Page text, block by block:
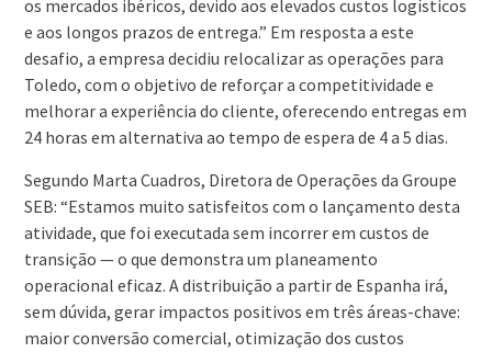
os mercados ibéricos, devido aos elevados custos logísticos
e aos longos prazos de entrega.” Em resposta a este
desafio, a empresa decidiu relocalizar as operações para
Toledo, com o objetivo de reforçar a competitividade e
melhorar a experiência do cliente, oferecendo entregas em
24 horas em alternativa ao tempo de espera de 4 a 5 dias.
Segundo Marta Cuadros, Diretora de Operações da Groupe
SEB: “Estamos muito satisfeitos com o lançamento desta
atividade, que foi executada sem incorrer em custos de
transição — o que demonstra um planeamento
operacional eficaz. A distribuição a partir de Espanha irá,
sem dúvida, gerar impactos positivos em três áreas-chave:
maior conversão comercial, otimização dos custos